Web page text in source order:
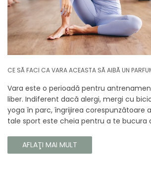
CE SĂ FACI CA VARA ACEASTA SĂ AIBĂ UN
Vara este o perioadă pentru
liber. Indiferent dacă alergi, mergi cu
yoga în parc, îngrijirea corespunzătoare
tale sport este cheia pentru a te bucura
cum să vă îngrijiți corect
să își păstreze proprietățile chiar și în
AFLAŢI MAI MULT